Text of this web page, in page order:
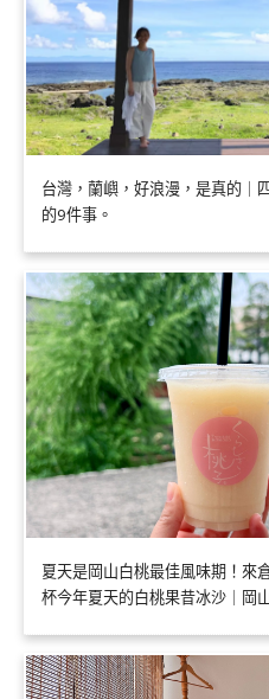
台灣，蘭嶼，好浪漫，是真的｜
的9件事。
夏天是岡山白桃最佳風味期！來
杯今年夏天的白桃果昔冰沙｜岡